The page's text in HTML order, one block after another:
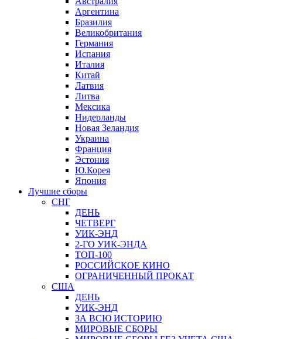
Аргентина
Бразилия
Великобритания
Германия
Испания
Италия
Китай
Латвия
Литва
Мексика
Нидерланды
Новая Зеландия
Украина
Франция
Эстония
Ю.Корея
Япония
Лучшие сборы
СНГ
ДЕНЬ
ЧЕТВЕРГ
УИК-ЭНД
2-ГО УИК-ЭНДА
ТОП-100
РОССИЙСКОЕ КИНО
ОГРАНИЧЕННЫЙ ПРОКАТ
США
ДЕНЬ
УИК-ЭНД
ЗА ВСЮ ИСТОРИЮ
МИРОВЫЕ СБОРЫ